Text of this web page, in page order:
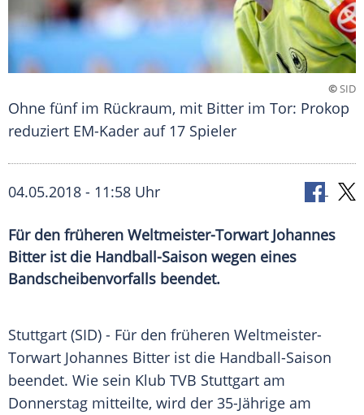
©SID
Ohne fünf im Rückraum, mit Bitter im Tor: Prokop
reduziert EM-Kader auf 17 Spieler
04.05.2018 - 11:58 Uhr
Für den früheren Weltmeister-Torwart Johannes
Bitter ist die Handball-Saison wegen eines
Bandscheibenvorfalls beendet.
Stuttgart (SID) - Für den früheren Weltmeister-
Torwart Johannes Bitter ist die Handball-Saison
beendet. Wie sein Klub TVB Stuttgart am
Donnerstag mitteilte, wird der 35-Jährige am